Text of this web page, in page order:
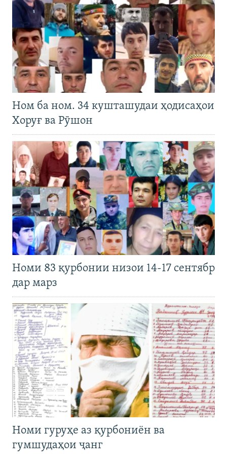
Ном ба ном. 34 кушташудаи ҳодисаҳои
Хоруғ ва Рӯшон
Номи 83 қурбонии низои 14-17 сентябр
дар марз
Номи гуруҳе аз қурбониён ва
гумшудаҳои ҷанг